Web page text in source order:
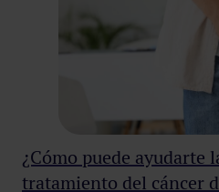
¿Cómo puede ayudarte
tratamiento del cáncer